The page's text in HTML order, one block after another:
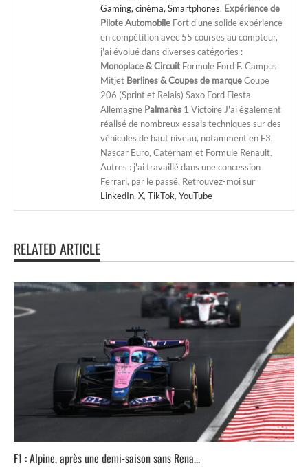
Gaming, cinéma, Smartphones. Expérience de
Pilote Automobile Fort d'une solide expérience
en compétition avec 55 courses au compteur,
j'ai évolué dans diverses catégories :
Monoplace & Circuit Formule Ford F. Campus
Mitjet Berlines & Coupes de marqueCoupe
206 (Sprint et Relais) Saxo Ford Fiesta
Allemagne Palmarès 1 Victoire J'ai également
réalisé de nombreux essais techniques sur des
véhicules de haut niveau, notamment en F3,
Nascar Euro, Caterham et Formule Renault.
Autres : j'ai travaillé dans une concession
Ferrari, par le passé. Retrouvez-moi sur
LinkedIn, X, TikTok, YouTube
RELATED ARTICLE
F1 : Alpine, après une demi-saison sans Rena...